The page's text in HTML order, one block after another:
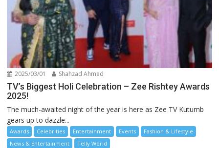
2025/03/01 Shahzad Ahmed
TV’s Biggest Holi Celebration – Zee Rishtey Awards
2025!
The much-awaited night of the year is here as Zee TV Kutumb
gears up to dazzle...
Awards Celebrities Entertainment Events
Fashion & Lifestyle
News & Entertainment
Telly World